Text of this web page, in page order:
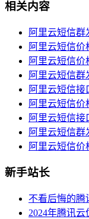
相关内容
阿里云短信
阿里云短信价
阿里云短信价
阿里云短信
阿里云短信
阿里云短信价
阿里云短信
阿里云短信
阿里云短信价
新手站长
不看后悔的腾
2024年腾讯